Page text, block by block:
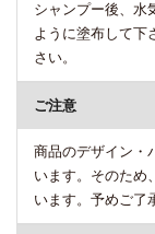
シャンプー後、水
ように塗布して下
さい。
ご注意
商品のデザイン・
います。そのため
います。予めご了